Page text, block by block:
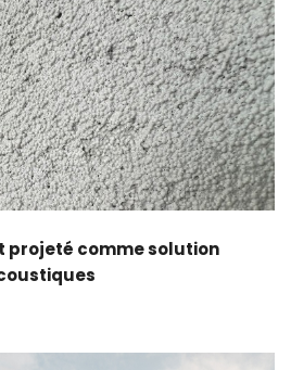
projeté comme solution